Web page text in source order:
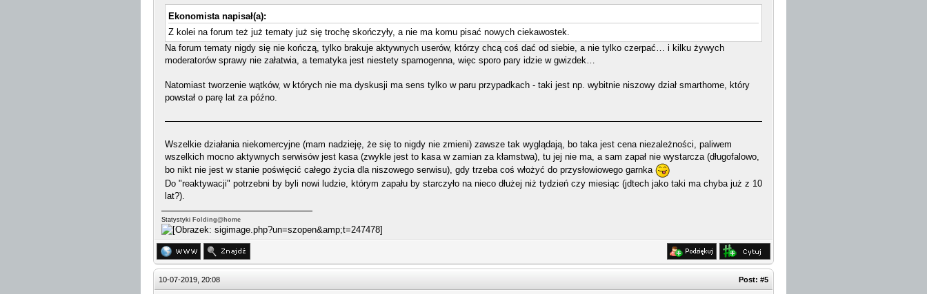
Ekonomista napisał(a):
Z kolei na forum też już tematy już się trochę skończyły, a nie ma komu pisać nowych ciekawostek.
Na forum tematy nigdy się nie kończą, tylko brakuje aktywnych userów, którzy chcą coś dać od siebie, a nie tylko czerpać… i kilku żywych
moderatorów sprawy nie załatwia, a tematyka jest niestety spamogenna, więc sporo pary idzie w gwizdek…
Natomiast tworzenie wątków, w których nie ma dyskusji ma sens tylko w paru przypadkach - taki jest np. wybitnie niszowy dział smarthome, który
powstał o parę lat za późno.
Wszelkie działania niekomercyjne (mam nadzieję, że się to nigdy nie zmieni) zawsze tak wyglądają, bo taka jest cena niezależności, paliwem
wszelkich mocno aktywnych serwisów jest kasa (zwykle jest to kasa w zamian za kłamstwa), tu jej nie ma, a sam zapał nie wystarcza (długofalowo,
bo nikt nie jest w stanie poświęcić całego życia dla niszowego serwisu), gdy trzeba coś włożyć do przysłowiowego garnka
Do "reaktywacji" potrzebni by byli nowi ludzie, którym zapału by starczyło na nieco dłużej niż tydzień czy miesiąc (jdtech jako taki ma chyba już z 10
lat?).
Statystyki Folding@home
10-07-2019, 20:08 Post: #5